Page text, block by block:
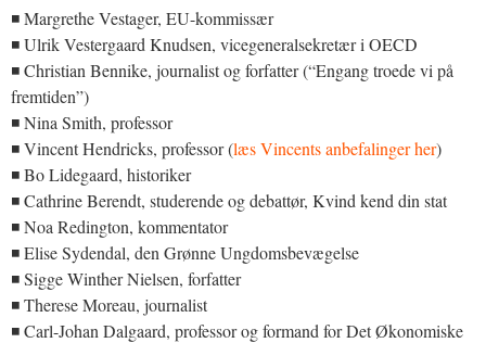
◾ Margrethe Vestager, EU-kommissær
◾ Ulrik Vestergaard Knudsen, vicegeneralsekretær i OECD
◾ Christian Bennike, journalist og forfatter (“Engang troede vi på
fremtiden”)
◾ Nina Smith, professor
◾ Vincent Hendricks, professor (læs Vincents anbefalinger her)
◾ Bo Lidegaard, historiker
◾ Cathrine Berendt, studerende og debattør, Kvind kend din stat
◾ Noa Redington, kommentator
◾ Elise Sydendal, den Grønne Ungdomsbevægelse
◾ Sigge Winther Nielsen, forfatter
◾ Therese Moreau, journalist
◾ Carl-Johan Dalgaard, professor og formand for Det Økonomiske